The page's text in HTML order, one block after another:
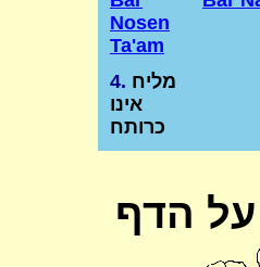
Nosen
Ta'am
4. מליח
אינו
כרותח
על הדף